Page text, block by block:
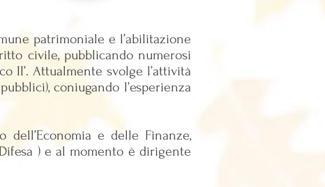
patrimoniale e l’abilitazione
civile, pubblicando numerosi
II’. Attualmente svolge l’attività
coniugando l’esperienza
e delle Finanze,
) e al momento è dirigente